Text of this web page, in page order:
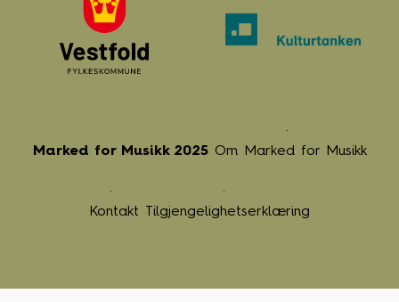
Marked for Musikk 2025 Om Marked for Musikk
Kontakt Tilgjengelighetserklæring